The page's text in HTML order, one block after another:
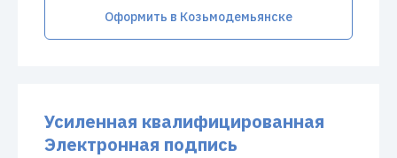
Оформить в Козьмодемьянске
Усиленная квалифицированная
Электронная подпись